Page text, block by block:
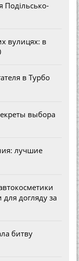
Подільсько-
вулицях: в
в Турбо
выбора
лучшие
для догляду за
битву